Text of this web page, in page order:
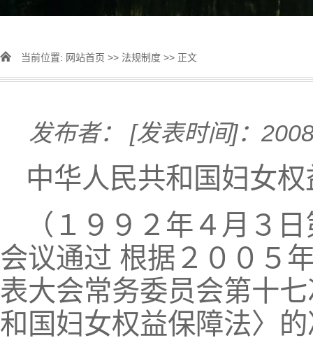
当前位置: 网站首页 >> 法规制度 >> 正文
发布者： [发表时间]：
中华人民共和国妇女
（１９９２年４月３
会议通过 根据２００５
表大会常务委员会第十
和国妇女权益保障法〉